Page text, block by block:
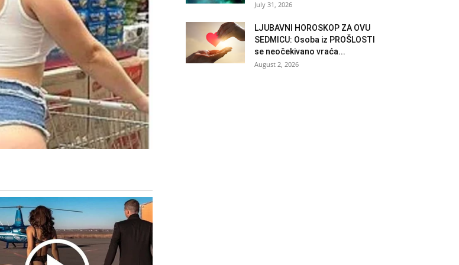
ciljevi), a trigoni s Venerom i
Možete dobiti honorar, bonus ili
networking online ili
vjeruju i spremni su platiti. Zamka:
na piće, hranu ili darove.
(post na društvenim
– trigoni s Merkurom (vaš
od najboljih vikenda za financijsko
tražite popuste. Možete
July 31, 2026
LJUBAVNI HOROSKOP ZA OVU
SEDMICU: Osoba iz PROŠLOSTI
se neočekivano vraća...
August 2, 2026